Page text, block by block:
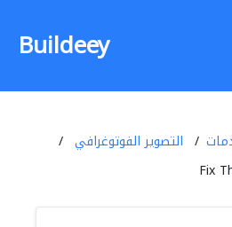
Buildeey
التصوير الفوتوغرافي
Fix